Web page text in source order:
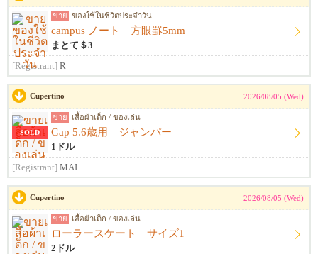
ขาย ของใช้ในชีวิตประจำวัน
campus ノート 方眼罫5mm
まとて＄3
[Registrant] R
Cupertino 2026/08/05 (Wed)
SOLD
ขาย เสื้อผ้าเด็ก / ของเล่น
Gap 5.6歳用 ジャンパー
1ドル
[Registrant] MAI
Cupertino 2026/08/05 (Wed)
ขาย เสื้อผ้าเด็ก / ของเล่น
ローラースケート サイズ1
2ドル